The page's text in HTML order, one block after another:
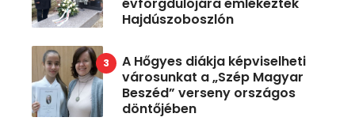
évforgdulójára emlékeztek
Hajdúszoboszlón
A Hőgyes diákja képviselheti
városunkat a „Szép Magyar
Beszéd” verseny országos
döntőjében